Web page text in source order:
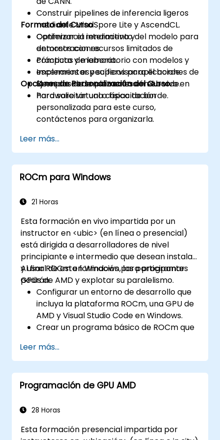
Construir pipelines de inferencia ligeros
mediante MindSpore Lite y AscendCL.
Optimizar el rendimiento del modelo para
entornos con recursos limitados de
cómputo y memoria.
Implementar y supervisar aplicaciones de
IA en casos de uso reales en el borde.
Formato del Curso
Conferencia interactiva y
demostraciones.
Prácticas de laboratorio con modelos y
escenarios específicos para el borde.
Ejemplos de implementación en vivo en
hardware virtual o físico de borde.
Opciones de Personalización del Curso
Para solicitar una capacitación
personalizada para este curso,
contáctenos para organizarla.
Leer más...
ROCm para Windows
21 Horas
Esta formación en vivo impartida por un
instructor en <ubic> (en línea o presencial)
está dirigida a desarrolladores de nivel
principiante e intermedio que desean instalar
y usar ROCm en Windows para programar
GPUs de AMD y explotar su paralelismo.
Al final de esta formación, los participantes
podrán:
Configurar un entorno de desarrollo que
incluya la plataforma ROCm, una GPU de
AMD y Visual Studio Code en Windows.
Crear un programa básico de ROCm que
y recupere los resultados desde la
memoria de la GPU.
Utilizar la API de ROCm para consultar
información del dispositivo, asignar y
datos entre el host y el dispositivo, lanzar
Usar el lenguaje HIP para escribir kernels
Leer más...
Programación de GPU AMD
28 Horas
Esta formación presencial impartida por